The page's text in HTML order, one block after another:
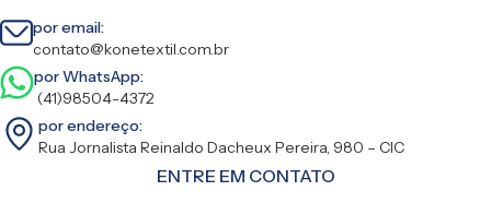
por email:
contato@konetextil.com.br
por WhatsApp:
(41)98504-4372
por endereço:
Rua Jornalista Reinaldo Dacheux Pereira, 980 – CIC
ENTRE EM CONTATO